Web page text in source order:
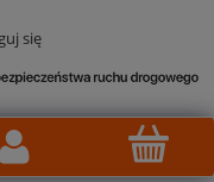
się